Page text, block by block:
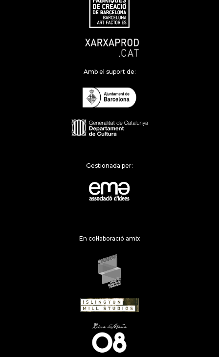
Amb el suport de:
Gestionada per:
En col·laboració amb: